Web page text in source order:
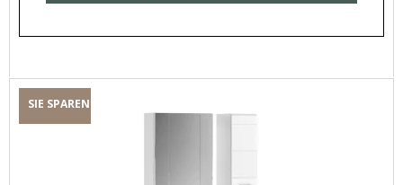
SIE SPAREN